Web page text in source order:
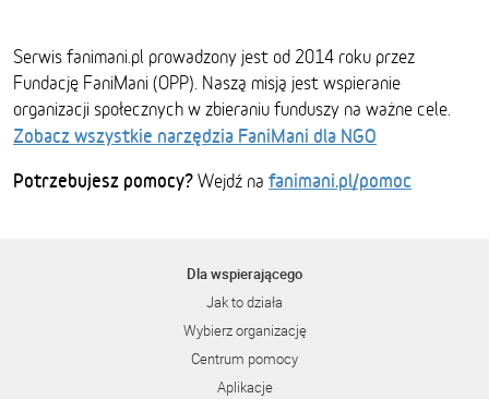
Serwis fanimani.pl prowadzony jest od 2014 roku przez
Fundację FaniMani (OPP). Naszą misją jest wspieranie
organizacji społecznych w zbieraniu funduszy na ważne cele.
Zobacz wszystkie narzędzia FaniMani dla NGO
Potrzebujesz pomocy? Wejdź na fanimani.pl/pomoc
Dla wspierającego
Jak to działa
Wybierz organizację
Centrum pomocy
Aplikacje